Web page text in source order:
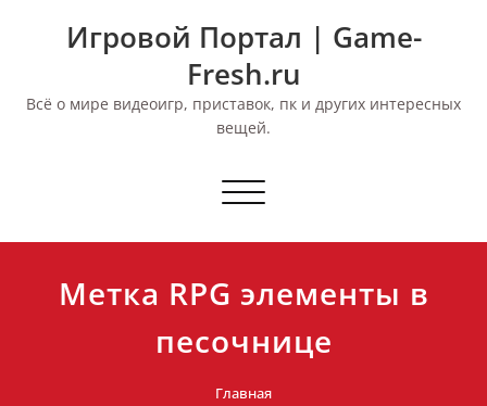
Игровой Портал | Game-
Fresh.ru
Всё о мире видеоигр, приставок, пк и других интересных
вещей.
Переключить
Метка RPG элементы в
песочнице
Главная